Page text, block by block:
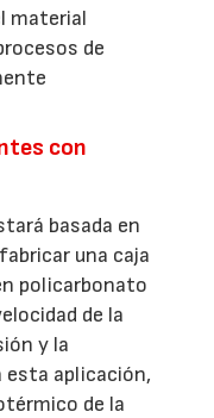
material
de
con
basada en
una caja
policarbonato
de la
y la
esta aplicación,
de la